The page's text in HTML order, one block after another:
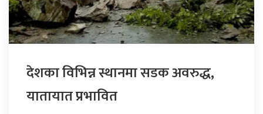
देशका विभिन्न स्थानमा सडक अवरुद्ध,
यातायात प्रभावित